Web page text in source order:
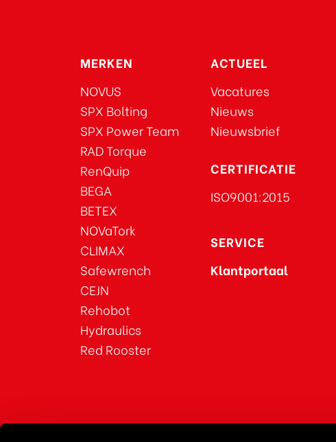
MERKEN
NOVUS
SPX Bolting
SPX Power Team
RAD Torque
RenQuip
BEGA
BETEX
NOVaTork
CLIMAX
Safewrench
CEJN
Rehobot
Hydraulics
Red Rooster
ACTUEEL
Vacatures
Nieuws
Nieuwsbrief
CERTIFICATIE
ISO9001:2015
SERVICE
Klantportaal